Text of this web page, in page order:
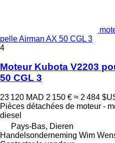
pelle Airman AX 50 CGL 3
4
Moteur Kubota V2203
50 CGL 3
23 120 MAD 2 150 € ≈ 2 484
Pièces détachées de moteur -
diesel
Pays-Bas, Dieren
Handelsonderneming Wim